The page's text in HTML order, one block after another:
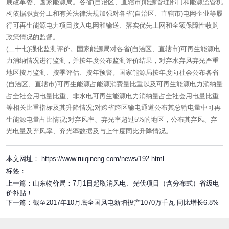
展改革委、国家能源局。各省(自治区、直辖市)能源管理部门和能源监管机
构依据职责分工和有关法律法规加强对各省(自治区、直辖市)电网企业等履
行可再生能源电力项目接入电网和输送、落实优先上网和全额保障性收购
政策情况的监督。
(二十七)强化监测评价。国家能源局对各省(自治区、直辖市)可再生能源电
力消纳情况进行监测，并按年度公布监测评价结果，对弃水弃风弃光严重
地区按月监测、按季评估、按年预警。国家能源局按年度向社会公布各省
(自治区、直辖市)可再生能源占能源消费量比重以及可再生能源电力消纳量
占全社会用电量比重、非水电可再生能源电力消纳量占全社会用电量比重
等相关比重指标及其升降情况;对跨省跨区输电通道公布其总输电量中可再
生能源电量占比情况;对弃风率、弃光率超过5%的地区，公布其弃风、弃
光电量及弃风率、弃光率数据及与上年度同比升降情况。
本文网址： https://www.ruiqineng.com/news/192.html
标签：
上一篇： 山东物价局：7月1日起取消风电、光伏项目（含分布式）省级电
价补贴！
下一篇： 截至2017年10月底全国风电新增投产1070万千瓦 同比增长6.8%